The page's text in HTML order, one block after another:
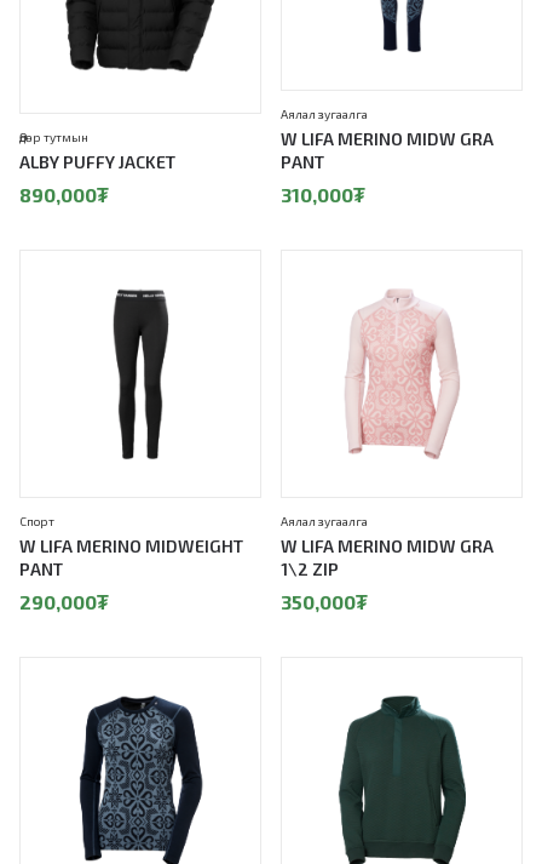
ALBY PUFFY JACKET
Өдөр тутмын
890,000₮
W LIFA MERINO MIDW GRA
PANT
Аялал зугаалга
310,000₮
W LIFA MERINO MIDWEIGHT
PANT
Спорт
290,000₮
W LIFA MERINO MIDW GRA
1\2 ZIP
Аялал зугаалга
350,000₮